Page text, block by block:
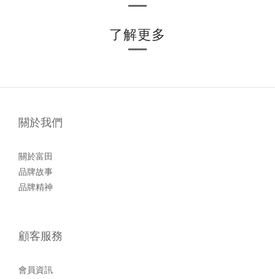
了解更多
關於我們
關於富田
品牌故事
品牌精神
顧客服務
會員資訊